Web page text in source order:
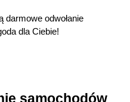
darmowe odwołanie
dla Ciebie!
samochodów